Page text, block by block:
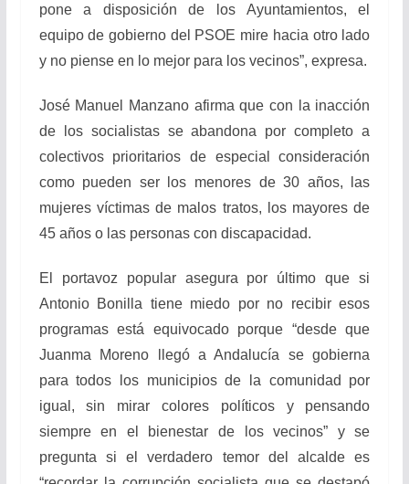
pone a disposición de los Ayuntamientos, el
equipo de gobierno del PSOE mire hacia otro lado
y no piense en lo mejor para los vecinos”, expresa.
José Manuel Manzano afirma que con la inacción
de los socialistas se abandona por completo a
colectivos prioritarios de especial consideración
como pueden ser los menores de 30 años, las
mujeres víctimas de malos tratos, los mayores de
45 años o las personas con discapacidad.
El portavoz popular asegura por último que si
Antonio Bonilla tiene miedo por no recibir esos
programas está equivocado porque “desde que
Juanma Moreno llegó a Andalucía se gobierna
para todos los municipios de la comunidad por
igual, sin mirar colores políticos y pensando
siempre en el bienestar de los vecinos” y se
pregunta si el verdadero temor del alcalde es